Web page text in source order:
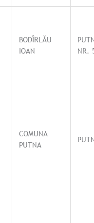
BODÎRLĂU
IOAN
NR.
COMUNA
PUTNA